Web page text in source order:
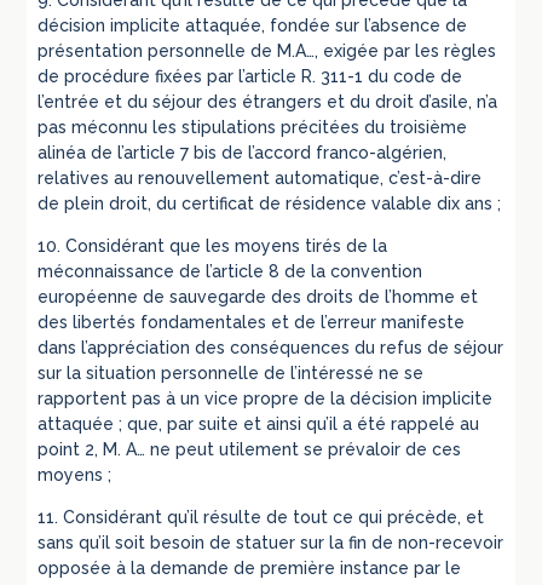
décision implicite attaquée, fondée sur l’absence de
présentation personnelle de M.A…, exigée par les règles
de procédure fixées par l’article R. 311-1 du code de
l’entrée et du séjour des étrangers et du droit d’asile, n’a
pas méconnu les stipulations précitées du troisième
alinéa de l’article 7 bis de l’accord franco-algérien,
relatives au renouvellement automatique, c’est-à-dire
de plein droit, du certificat de résidence valable dix ans ;
10. Considérant que les moyens tirés de la
méconnaissance de l’article 8 de la convention
européenne de sauvegarde des droits de l’homme et
des libertés fondamentales et de l’erreur manifeste
dans l’appréciation des conséquences du refus de séjour
sur la situation personnelle de l’intéressé ne se
rapportent pas à un vice propre de la décision implicite
attaquée ; que, par suite et ainsi qu’il a été rappelé au
point 2, M. A… ne peut utilement se prévaloir de ces
moyens ;
11. Considérant qu’il résulte de tout ce qui précède, et
sans qu’il soit besoin de statuer sur la fin de non-recevoir
opposée à la demande de première instance par le